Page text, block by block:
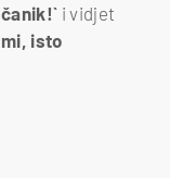
i vidjet
isto